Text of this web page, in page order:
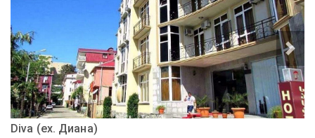
Diva (ех. Диана)